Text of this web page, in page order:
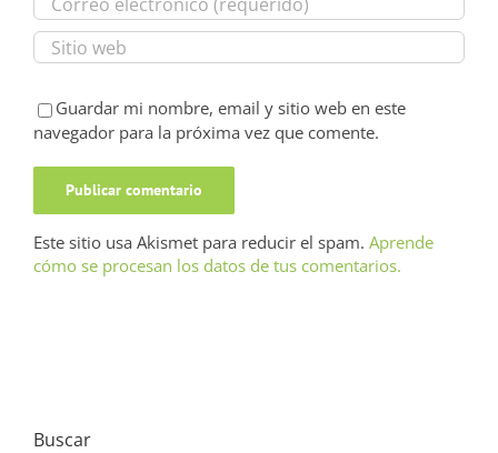
Guardar mi nombre, email y sitio web en este
navegador para la próxima vez que comente.
Este sitio usa Akismet para reducir el spam. Aprende
cómo se procesan los datos de tus comentarios.
Buscar